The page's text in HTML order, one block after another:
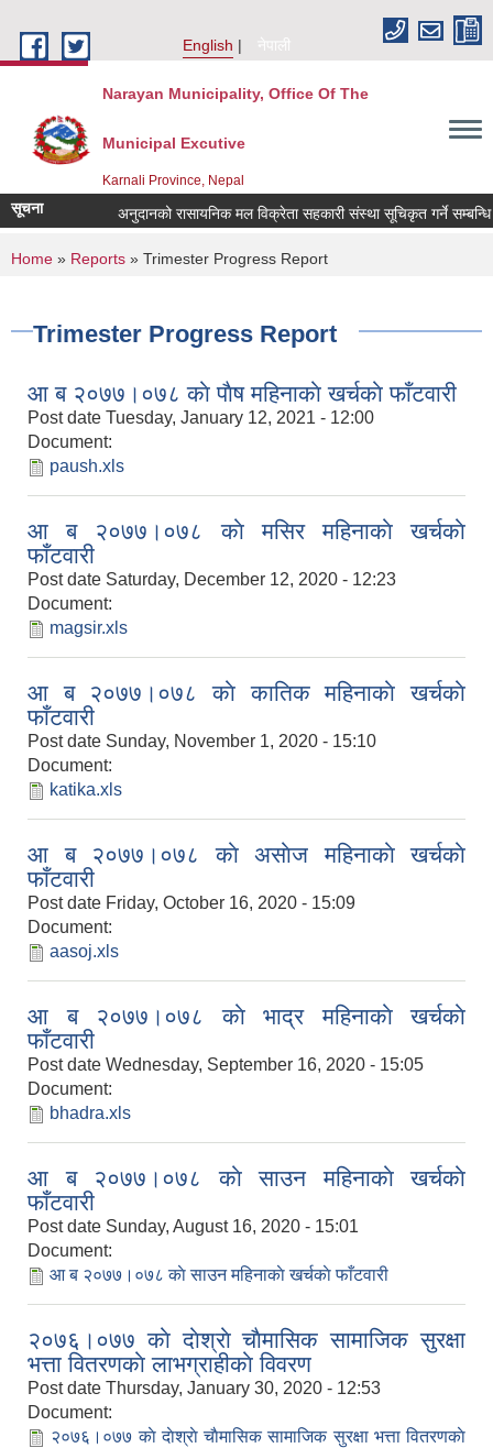
English
नेपाली
Narayan Municipality, Office Of The
Municipal Excutive
Karnali Province, Nepal
सूचना अनुदानको रासायनिक मल विक्रेता सहकारी संस्था सूचिकृत गर्ने सम्बन्धि
You are here
Home » Reports » Trimester Progress Report
Trimester Progress Report
आ ब २०७७।०७८ काे पाैष महिनाकाे खर्चकाे फाँटवारी
Post date Tuesday, January 12, 2021 - 12:00
Document:
paush.xls
आ ब २०७७।०७८ काे मसिर महिनाकाे खर्चकाे
फाँटवारी
Post date Saturday, December 12, 2020 - 12:23
Document:
magsir.xls
आ ब २०७७।०७८ काे कातिक महिनाकाे खर्चकाे
फाँटवारी
Post date Sunday, November 1, 2020 - 15:10
Document:
katika.xls
आ ब २०७७।०७८ काे असाेज महिनाकाे खर्चकाे
फाँटवारी
Post date Friday, October 16, 2020 - 15:09
Document:
aasoj.xls
आ ब २०७७।०७८ काे भाद्र महिनाकाे खर्चकाे
फाँटवारी
Post date Wednesday, September 16, 2020 - 15:05
Document:
bhadra.xls
आ ब २०७७।०७८ काे साउन महिनाकाे खर्चकाे
फाँटवारी
Post date Sunday, August 16, 2020 - 15:01
Document:
आ ब २०७७।०७८ काे साउन महिनाकाे खर्चकाे फाँटवारी
२०७६।०७७ काे दाेश्राे चाैमासिक सामाजिक सुरक्षा
भत्ता वितरणकाे लाभग्राहीकाे विवरण
Post date Thursday, January 30, 2020 - 12:53
Document:
२०७६।०७७ काे दाेश्राे चाैमासिक सामाजिक सुरक्षा भत्ता वितरणकाे